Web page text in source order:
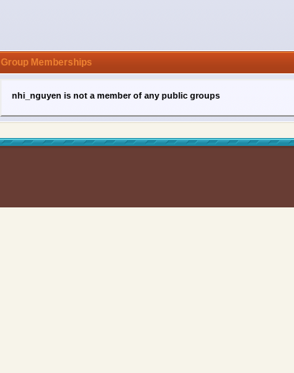
Group Memberships
nhi_nguyen is not a member of any public groups